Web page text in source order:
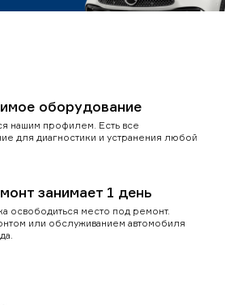
оборудование
нашим профилем. Есть все
для диагностики и устранения любой
занимает 1 день
освободиться место под ремонт.
или обслуживанием автомобиля